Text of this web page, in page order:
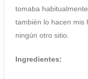
tomaba
también lo hacen mis
ningún otro sitio.
Ingredientes: